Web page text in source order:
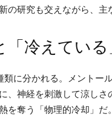
の研究も交えながら、主
「冷えてい
に分かれる。メントー
、神経を刺激して涼し
を奪う「物理的冷却」だ。